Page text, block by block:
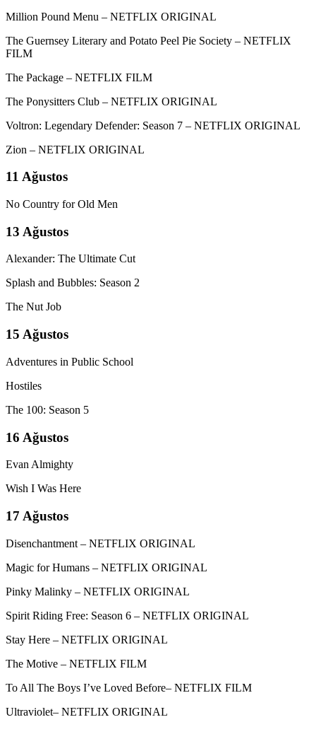
Million Pound Menu – NETFLIX ORIGINAL
The Guernsey Literary and Potato Peel Pie Society – NETFLIX
FILM
The Package – NETFLIX FILM
The Ponysitters Club – NETFLIX ORIGINAL
Voltron: Legendary Defender: Season 7 – NETFLIX ORIGINAL
Zion – NETFLIX ORIGINAL
11 Ağustos
No Country for Old Men
13 Ağustos
Alexander: The Ultimate Cut
Splash and Bubbles: Season 2
The Nut Job
15 Ağustos
Adventures in Public School
Hostiles
The 100: Season 5
16 Ağustos
Evan Almighty
Wish I Was Here
17 Ağustos
Disenchantment – NETFLIX ORIGINAL
Magic for Humans – NETFLIX ORIGINAL
Pinky Malinky – NETFLIX ORIGINAL
Spirit Riding Free: Season 6 – NETFLIX ORIGINAL
Stay Here – NETFLIX ORIGINAL
The Motive – NETFLIX FILM
To All The Boys I’ve Loved Before– NETFLIX FILM
Ultraviolet– NETFLIX ORIGINAL